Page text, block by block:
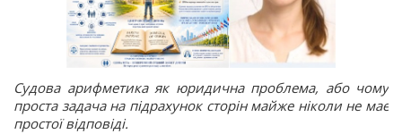
Судова арифметика як юридична проблема, або чому
проста задача на підрахунок сторін майже ніколи не має
простої відповіді.